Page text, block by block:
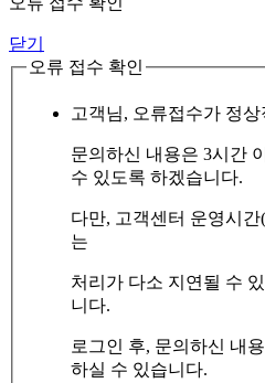
닫기
오류 접수 확인
고객님, 오류접수가 정
문의하신 내용은 3시간
수 있도록 하겠습니다.
다만, 고객센터 운영시간
는
처리가 다소 지연될 수
니다.
로그인 후, 문의하신 내
하실 수 있습니다.